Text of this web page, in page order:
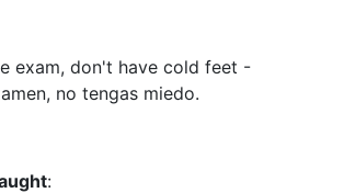
exam, don't have cold feet -
no tengas miedo.
: